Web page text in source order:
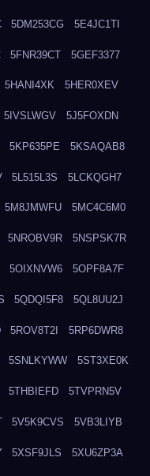
5DM253CG 5E4JC1TI
5FNR39CT 5GEF3377
5HANI4XK 5HER0XEV
5IVSLWGV 5J5FOXDN
5KP635PE 5KSAQAB8
5L515L3S 5LCKQGH7
5M8JMWFU 5MC4C6M0
5NROBV9R 5NSPSK7R
5OIXNVW6 5OPF8A7F
5QDQI5F8 5QL8UU2J
5ROV8T2I 5RP6DWR8
5SNLKYWW 5ST3XE0K
5THBIEFD 5TVPRN5V
5V5K9CVS 5VB3LIYB
5XSF9JLS 5XU6ZP3A